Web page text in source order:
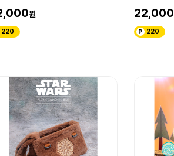
220
22,000
220